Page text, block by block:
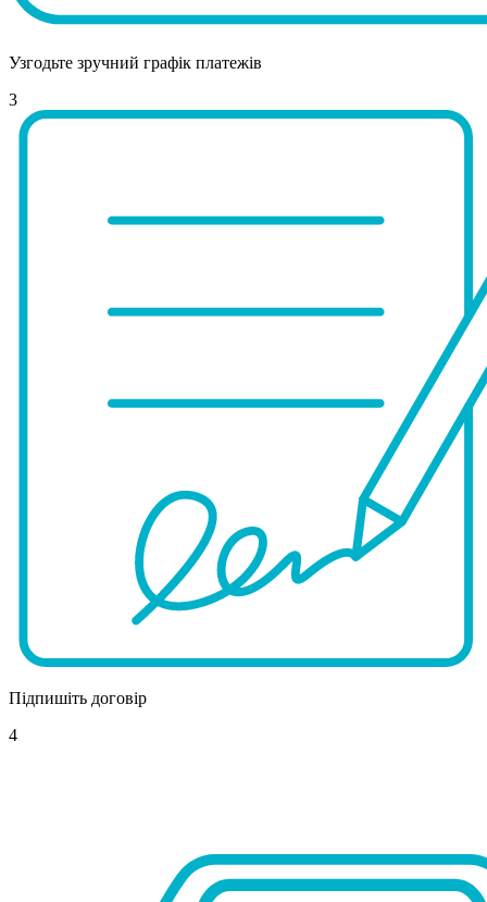
Узгодьте зручний графік платежів
3
Підпишіть договір
4